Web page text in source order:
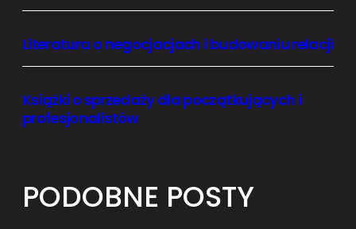
Literatura o negocjacjach i budowaniu relacji
Książki o sprzedaży dla początkujących i
profesjonalistów
PODOBNE POSTY